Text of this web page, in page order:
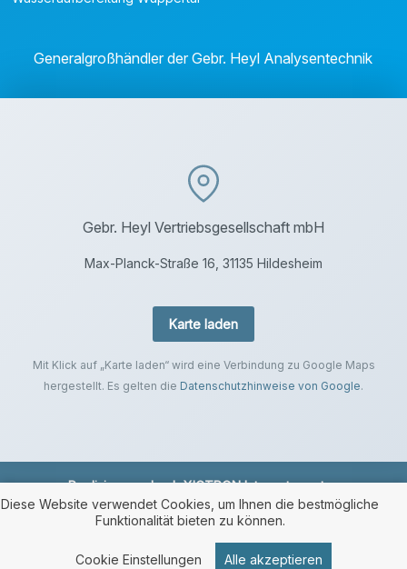
Generalgroßhändler der Gebr. Heyl Analysentechnik
Gebr. Heyl Vertriebsgesellschaft mbH
Max-Planck-Straße 16, 31135 Hildesheim
Karte laden
Mit Klick auf „Karte laden“ wird eine Verbindung zu Google Maps
hergestellt. Es gelten die Datenschutzhinweise von Google.
Realisierung durchXICTRON Internetagentur.
Diese Website verwendet Cookies, um Ihnen die bestmögliche
Funktionalität bieten zu können.
Cookie Einstellungen Alle akzeptieren